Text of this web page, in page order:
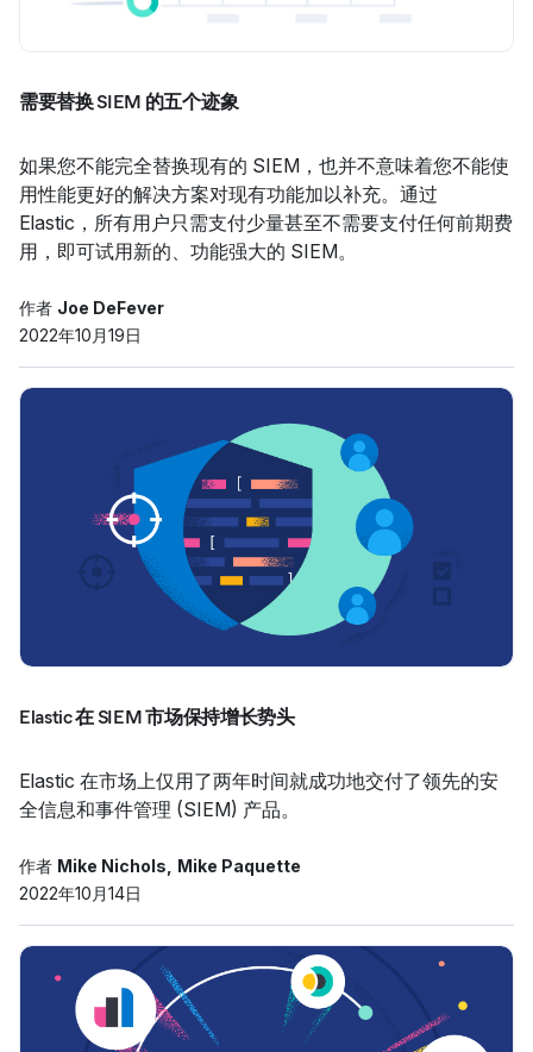
需要替换 SIEM 的五个迹象
如果您不能完全替换现有的 SIEM，也并不意味着您不能使
用性能更好的解决方案对现有功能加以补充。通过
Elastic，所有用户只需支付少量甚至不需要支付任何前期费
用，即可试用新的、功能强大的 SIEM。
作者 Joe DeFever
2022年10月19日
Elastic 在 SIEM 市场保持增长势头
Elastic 在市场上仅用了两年时间就成功地交付了领先的安
全信息和事件管理 (SIEM) 产品。
作者 Mike Nichols
Mike Paquette
2022年10月14日